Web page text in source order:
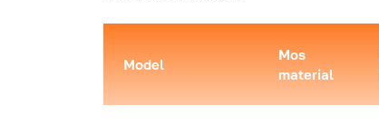
Model
Mos
material